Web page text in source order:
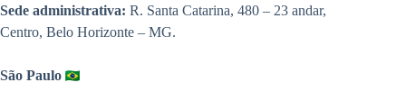
Sede administrativa: R. Santa Catarina, 480 – 23 andar,
Centro, Belo Horizonte – MG.
São Paulo